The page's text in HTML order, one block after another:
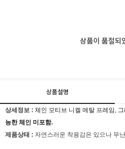
상품이 품절되
상품설명
상세정보 : 체인 모티브 니켈 메탈 프레임,
능한 체인 미포함.
제품상태 : 자연스러운 착용감은 있으나 무